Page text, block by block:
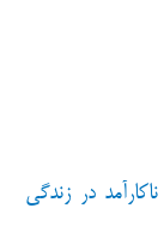
در زندگی